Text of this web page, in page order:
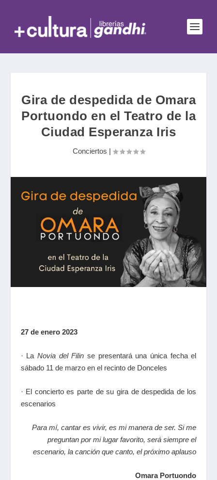
Gira de despedida de Omara
Portuondo en el Teatro de la
Ciudad Esperanza Iris
Conciertos |
27 de enero 2023
· La Novia del Filin se presentará una única fecha el
sábado 11 de marzo en el recinto de Donceles
· El concierto es parte de su gira de despedida de los
escenarios
Para mí, cantar es vivir, es mi manera de ser. Si me
preguntan por mi lugar favorito, será siempre el
escenario, la canción que canto, el próximo aplauso
Omara Portuondo